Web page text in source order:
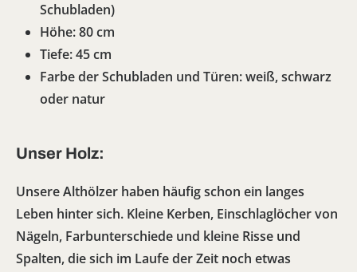
Schubladen)
Höhe: 80 cm
Tiefe: 45 cm
Farbe der Schubladen und Türen: weiß, schwarz
oder natur
Unser Holz:
Unsere Althölzer haben häufig schon ein langes
Leben hinter sich. Kleine Kerben, Einschlaglöcher von
Nägeln, Farbunterschiede und kleine Risse und
Spalten, die sich im Laufe der Zeit noch etwas